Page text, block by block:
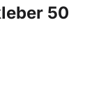
50